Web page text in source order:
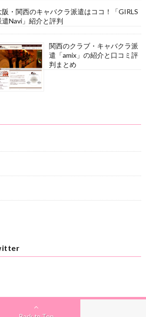
阪・関西のキャバクラ派遣はココ！「GIRLS
遣Navi」紹介と評判
関西のクラブ・キャバクラ派
遣「amix」の紹介と口コミ評
判まとめ